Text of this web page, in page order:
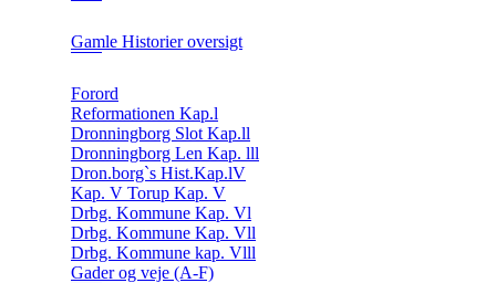
Gamle Historier oversigt
Forord
Reformationen Kap.l
Dronningborg Slot Kap.ll
Dronningborg Len Kap. lll
Dron.borg`s Hist.Kap.lV
Kap. V Torup Kap. V
Drbg. Kommune Kap. Vl
Drbg. Kommune Kap. Vll
Drbg. Kommune kap. Vlll
Gader og veje (A-F)